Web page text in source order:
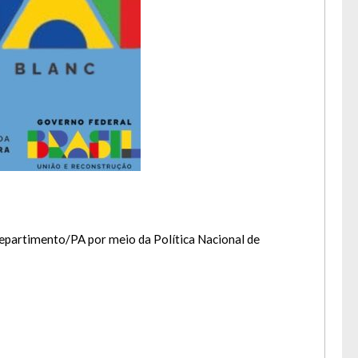
PA por meio da Política Nacional de